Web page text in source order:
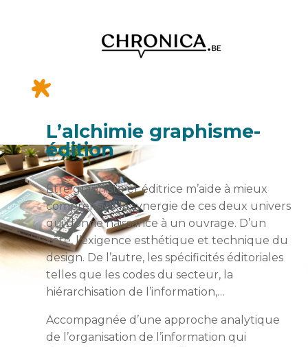
L’alchimie graphisme-
édition
Être graphiste et éditrice m’aide à mieux
comprendre la synergie de ces deux univers
qui donne naissance à un ouvrage. D’un
côté, l’exigence esthétique et technique du
design. De l’autre, les spécificités éditoriales
telles que les codes du secteur, la
hiérarchisation de l’information,…
Accompagnée d’une approche analytique
de l’organisation de l’information qui